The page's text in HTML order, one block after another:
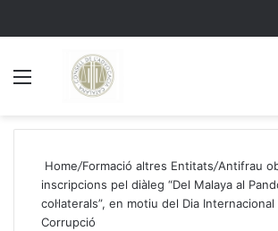
Home/Formació altres Entitats/Antifrau
inscripcions pel diàleg “Del Malaya al
col·laterals”, en motiu del Dia
Corrupció